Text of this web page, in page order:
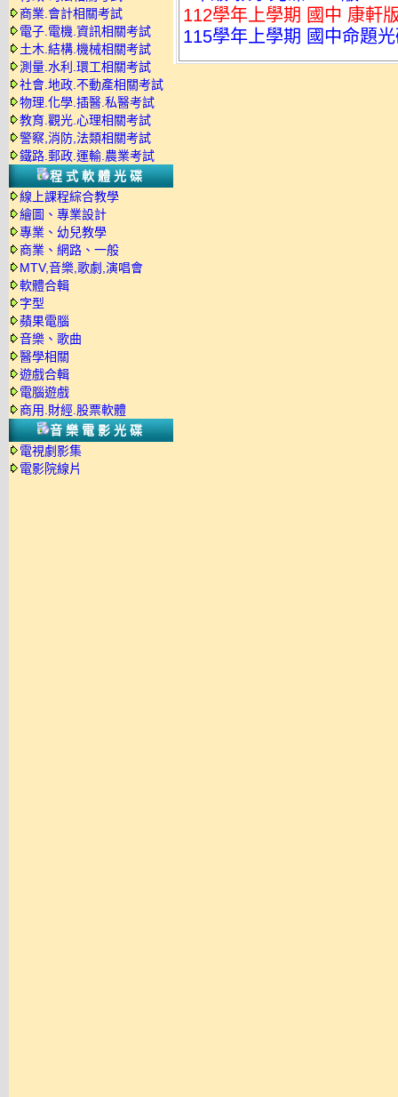
商業.會計相關考試
電子.電機.資訊相關考試
土木.結構.機械相關考試
測量.水利.環工相關考試
社會.地政.不動產相關考試
物理.化學.插醫.私醫考試
教育.觀光.心理相關考試
警察,消防,法類相關考試
鐵路.郵政.運輸.農業考試
程式軟體光碟
線上課程綜合教學
繪圖、專業設計
專業、幼兒教學
商業、網路、一般
MTV,音樂,歌劇,演唱會
軟體合輯
字型
蘋果電腦
音樂、歌曲
醫學相關
遊戲合輯
電腦遊戲
商用.財經.股票軟體
音樂電影光碟
電視劇影集
電影院線片
112學年上學期 國中 康軒
115學年上學期 國中命題